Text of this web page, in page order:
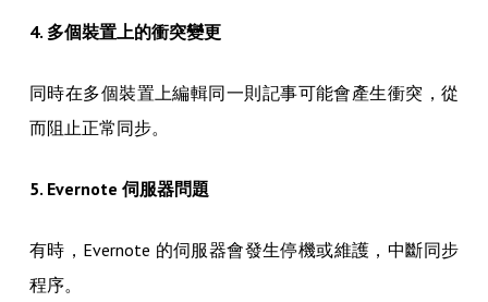
4. 多個裝置上的衝突變更
同時在多個裝置上編輯同一則記事可能會產生衝突，從
而阻止正常同步。
5. Evernote 伺服器問題
有時，Evernote 的伺服器會發生停機或維護，中斷同步
程序。